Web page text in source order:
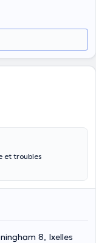
et troubles
8, Ixelles